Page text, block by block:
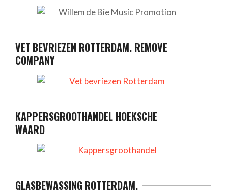
VET BEVRIEZEN ROTTERDAM. REMOVE
COMPANY
KAPPERSGROOTHANDEL HOEKSCHE
WAARD
GLASBEWASSING ROTTERDAM.